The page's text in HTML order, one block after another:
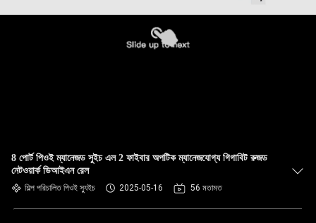
8 পোর্ট পিওই ম্যানেজড সুইচ এল 2 ফাইবার অপটিক ম্যানেজযোগ্য গিগাবিট রুজড
নেটওয়ার্ক ডিআইএন রেল
শিল্প পরিচালিত পিওই স্যুইচ 2025-05-16 56 মতামত